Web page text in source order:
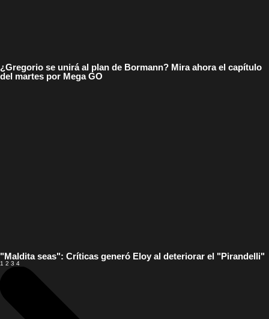
¿Gregorio se unirá al plan de Bormann? Mira ahora el capítulo
del martes por Mega GO
"Maldita seas": Críticas generó Eloy al deteriorar el "Pirandelli"
1 2 3 4